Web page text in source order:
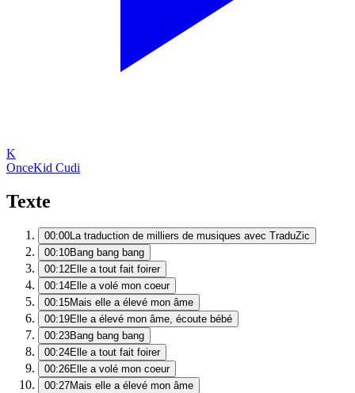
K
OnceKid Cudi
Texte
00:00La traduction de milliers de musiques avec TraduZic
00:10Bang bang bang
00:12Elle a tout fait foirer
00:14Elle a volé mon coeur
00:15Mais elle a élevé mon âme
00:19Elle a élevé mon âme, écoute bébé
00:23Bang bang bang
00:24Elle a tout fait foirer
00:26Elle a volé mon coeur
00:27Mais elle a élevé mon âme